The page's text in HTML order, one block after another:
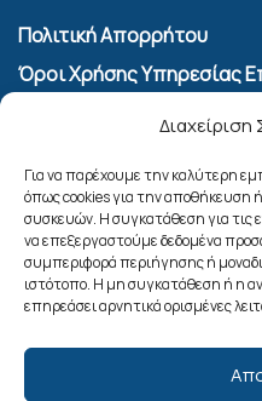
Για να παρέχουμε την καλύτερη
όπως cookies για την αποθήκευση
συσκευών. Η συγκατάθεση για τις
να επεξεργαστούμε δεδομένα
συμπεριφορά περιήγησης ή
ιστότοπο. Η μη συγκατάθεση ή η
επηρεάσει αρνητικά ορισμένες
Πολιτική Απορρήτου
Όροι Χρήσης Υπηρεσίας
Πολιτική Cookies (ΕΕ)
Αναζήτηση